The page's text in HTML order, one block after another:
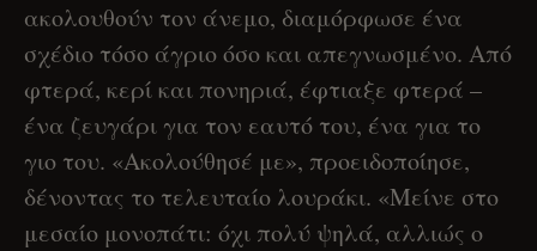
ακολουθούν τον άνεμο, διαμόρφωσε ένα
σχέδιο τόσο άγριο όσο και απεγνωσμένο. Από
φτερά, κερί και πονηριά, έφτιαξε φτερά –
ένα ζευγάρι για τον εαυτό του, ένα για το
γιο του. «Ακολούθησέ με», προειδοποίησε,
δένοντας το τελευταίο λουράκι. «Μείνε στο
μεσαίο μονοπάτι: όχι πολύ ψηλά, αλλιώς ο